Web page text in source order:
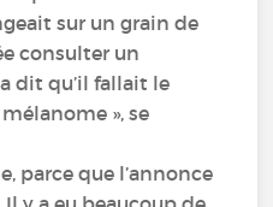
sur un grain de
consulter un
dit qu’il fallait le
», se
parce que l’annonce